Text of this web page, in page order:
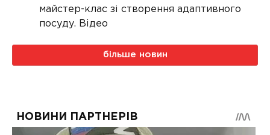
майстер-клас зі створення адаптивного
посуду. Відео
більше новин